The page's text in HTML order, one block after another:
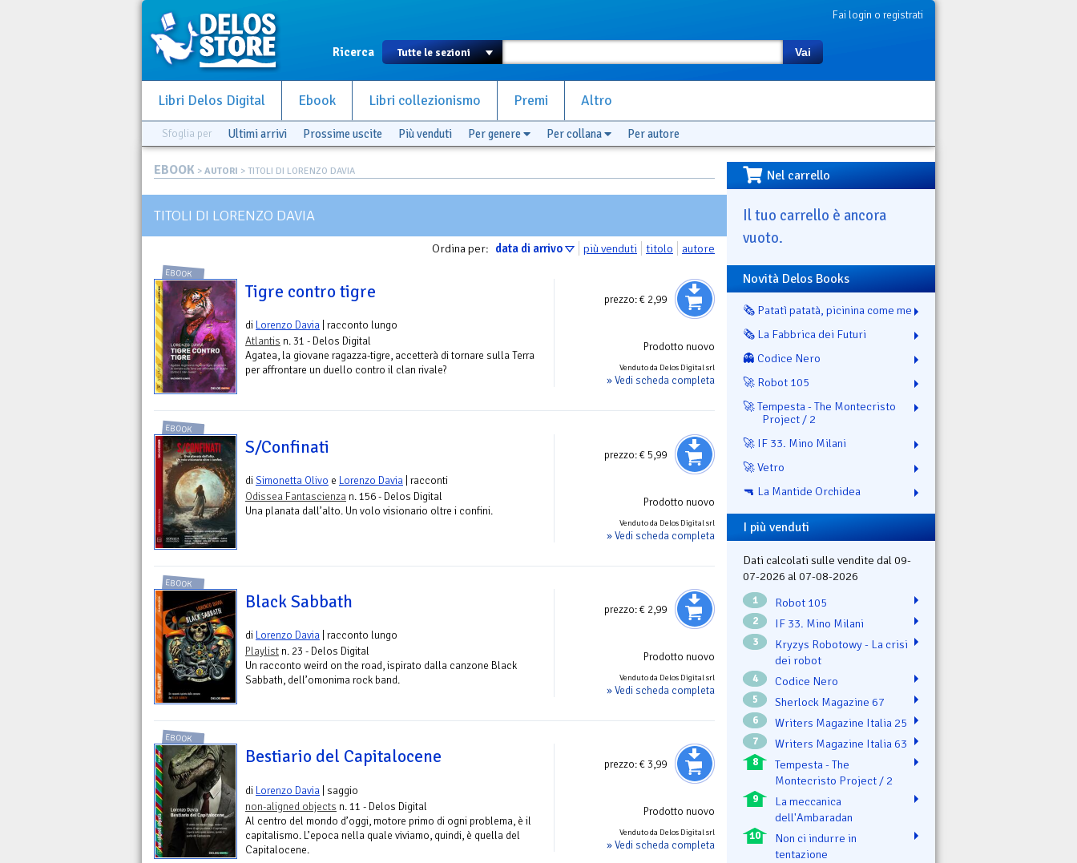
Fai login o registrati
Ricerca Vai
Libri Delos Digital Ebook Libri collezionismo Premi Altro
Sfoglia per Ultimi arrivi Prossime uscite Più venduti Per genere Per collana Per autore
EBOOK > AUTORI > TITOLI DI LORENZO DAVIA
TITOLI DI LORENZO DAVIA
Ordina per: data di arrivo più venduti titolo autore
prezzo:€ 2,99
Prodotto nuovo
Venduto da Delos Digital srl
» Vedi scheda completa
EBOOK
Tigre contro tigre
di Lorenzo Davia | racconto lungo
Atlantis n. 31 - Delos Digital
Agatea, la giovane ragazza-tigre, accetterà di tornare sulla Terra
per affrontare un duello contro il clan rivale?
prezzo:€ 5,99
Prodotto nuovo
Venduto da Delos Digital srl
» Vedi scheda completa
EBOOK
S/Confinati
diSimonetta Olivo e Lorenzo Davia | racconti
Odissea Fantascienza n. 156 - Delos Digital
Una planata dall’alto. Un volo visionario oltre i confini.
prezzo:€ 2,99
Prodotto nuovo
Venduto da Delos Digital srl
» Vedi scheda completa
EBOOK
Black Sabbath
di Lorenzo Davia | racconto lungo
Playlist n. 23 - Delos Digital
Un racconto weird on the road, ispirato dalla canzone Black
Sabbath, dell’omonima rock band.
prezzo:€ 3,99
Prodotto nuovo
Venduto da Delos Digital srl
» Vedi scheda completa
EBOOK
Bestiario del Capitalocene
di Lorenzo Davia | saggio
non-aligned objects n. 11 - Delos Digital
Al centro del mondo d’oggi, motore primo di ogni problema, è il
capitalismo. L’epoca nella quale viviamo, quindi, è quella del
Capitalocene.
Nel carrello
Il tuo carrello è ancora
vuoto.
Novità Delos Books
🗞️ Patatì patatà, picinina come me
🗞️ La Fabbrica dei Futuri
👻 Codice Nero
🚀 Robot 105
🚀 Tempesta - The Montecristo
Project / 2
🚀 IF 33. Mino Milani
🚀 Vetro
🔫 La Mantide Orchidea
I più venduti
Dati calcolati sulle vendite dal 09-
07-2026 al 07-08-2026
1 Robot 105
2 IF 33. Mino Milani
3
Kryzys Robotowy - La crisi
dei robot
4 Codice Nero
5 Sherlock Magazine 67
6 Writers Magazine Italia 25
7 Writers Magazine Italia 63
8
Tempesta - The
Montecristo Project / 2
9
La meccanica
dell'Ambaradan
10
Non ci indurre in
tentazione